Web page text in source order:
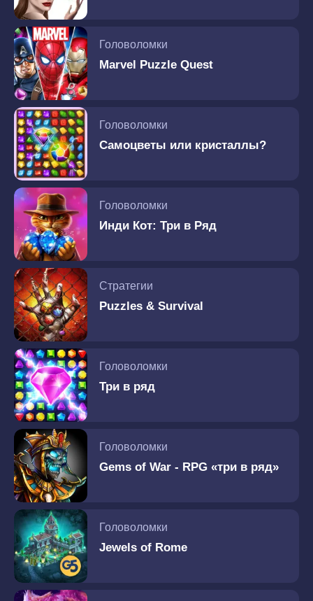
Головоломки
Marvel Puzzle Quest
Головоломки
Самоцветы или кристаллы?
Головоломки
Инди Кот: Три в Ряд
Стратегии
Puzzles & Survival
Головоломки
Три в ряд
Головоломки
Gems of War - RPG «три в ряд»
Головоломки
Jewels of Rome